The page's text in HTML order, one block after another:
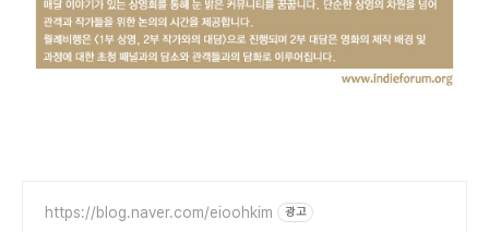
https://blog.naver.com/eioohkim 광고